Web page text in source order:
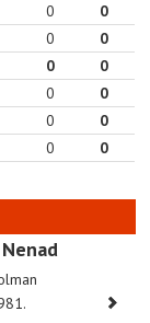
0
0
0
0
0
0
0
0
0
0
0
0